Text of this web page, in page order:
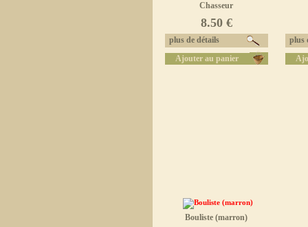
Chasseur
8.50 €
plus de détails
Ajouter au panier
plus
Bouliste (marron)